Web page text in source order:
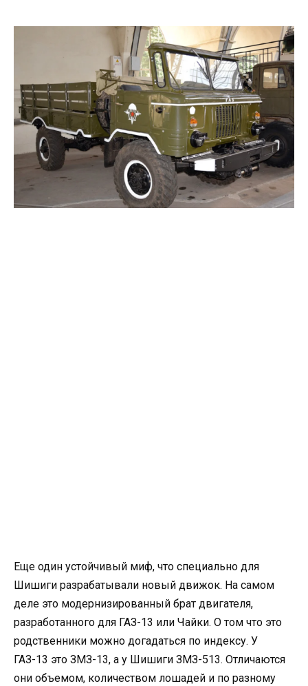
Еще один устойчивый миф, что специально для
Шишиги разрабатывали новый движок. На самом
деле это модернизированный брат двигателя,
разработанного для ГАЗ-13 или Чайки. О том что это
родственники можно догадаться по индексу. У
ГАЗ-13 это ЗМЗ-13, а у Шишиги ЗМЗ-513. Отличаются
они объемом, количеством лошадей и по разному